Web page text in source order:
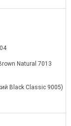
Natural 7013
Black Classic 9005)